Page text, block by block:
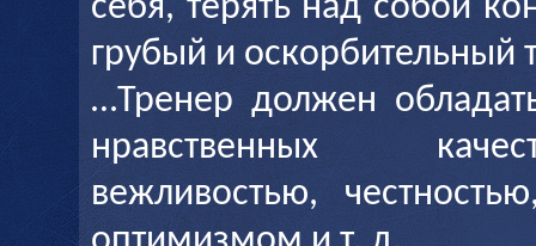
себя, терять над собой
грубый и оскорбительный
…Тренер должен
нравственных
вежливостью,